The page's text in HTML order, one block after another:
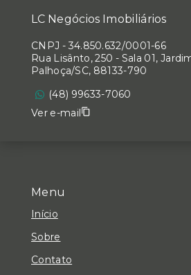
Menu
Início
Sobre
Contato
LC Negócios Imobiliários
CNPJ - 34.850.632/0001-66
Rua Lisânto, 250 - Sala 01,
Palhoça/SC, 88133-790
(48) 99633-7060
Ver e-mail